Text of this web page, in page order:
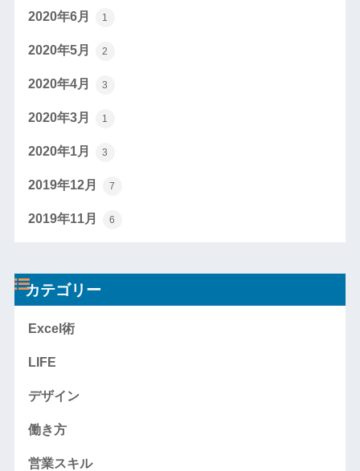
2020年6月 1
2020年5月 2
2020年4月 3
2020年3月 1
2020年1月 3
2019年12月 7
2019年11月 6
カテゴリー
Excel術
LIFE
デザイン
働き方
営業スキル